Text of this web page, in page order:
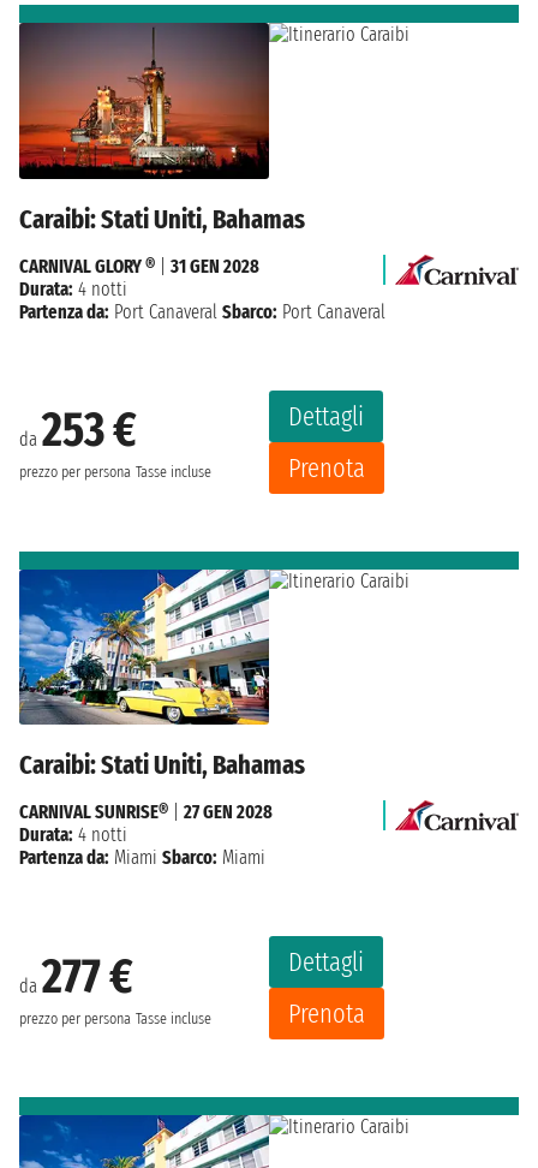
Caraibi: Stati Uniti, Bahamas
da 253 €
prezzo per persona Tasse incluse
Dettagli
Prenota
CARNIVAL GLORY ®
31 GEN 2028
Durata: 4 notti
Partenza da: Port Canaveral Sbarco: Port Canaveral
Caraibi: Stati Uniti, Bahamas
da 277 €
prezzo per persona Tasse incluse
Dettagli
Prenota
CARNIVAL SUNRISE®
27 GEN 2028
Durata: 4 notti
Partenza da: Miami Sbarco: Miami